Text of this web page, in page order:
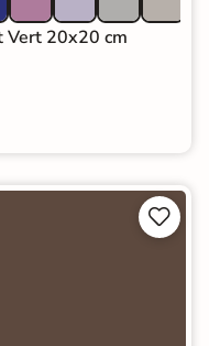
Vert 20x20 cm

